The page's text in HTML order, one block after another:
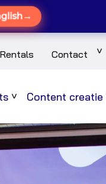
Contact
Sub
Sub
Content creatie
→